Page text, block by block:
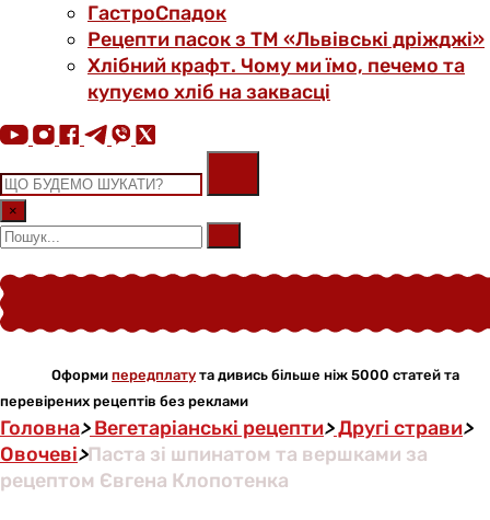
ГастроСпадок
Рецепти пасок з ТМ «Львівські дріжджі»
Хлібний крафт. Чому ми їмо, печемо та
купуємо хліб на заквасці
×
Оформи передплату та дивись більше ніж 5000 статей та
перевірених рецептів без реклами
Головна>Вегетаріанські рецепти>Другі страви>
Овочеві>Паста зі шпинатом та вершками за
рецептом Євгена Клопотенка